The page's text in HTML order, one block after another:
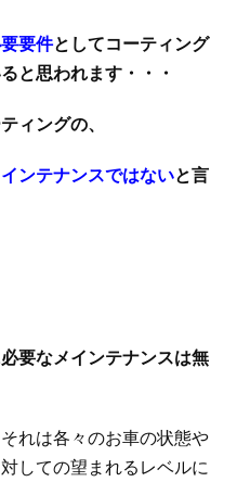
要件としてコーティング
と思われます・・・
ィングの、
ンテナンスではないと言
要なメインテナンスは無
れは各々のお車の状態や
しての望まれるレベルに